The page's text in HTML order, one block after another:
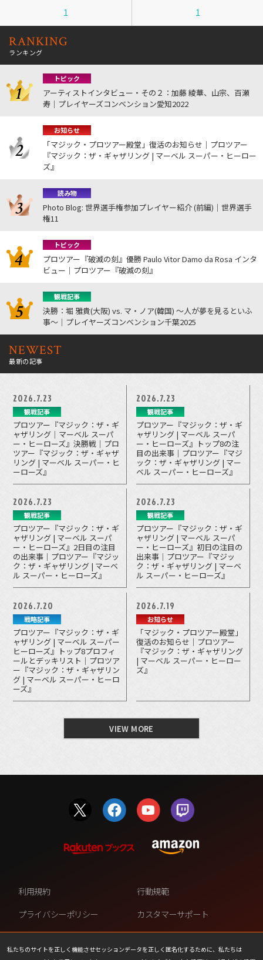
1 1
RANKING
ランキング
トピック
アーティストインタビュー・その２：加藤 綾華、山宗、百瀬
寿｜プレイヤーズコンベンション愛知2022
お知らせ
「マジック・プロツアー殿堂」復活のお知らせ｜プロツアー
『マジック：ザ・ギャザリング | マーベル スーパー・ヒーロー
ズ』
読み物
Photo Blog: 世界選手権参加プレイヤー紹介 (前編)｜世界選手
権11
トピック
プロツアー『破滅の刻』優勝 Paulo Vitor Damo da Rosa インタ
ビュー｜プロツアー『破滅の刻』
観戦記事
決勝：堀 雅貴(大阪) vs. マ・ノア(韓国) ～人が夢を見るといふ
事～｜プレイヤーズコンベンション千葉2025
NEWEST
最新の記事
2026.7.23
観戦記事
プロツアー『マジック：ザ・ギ
ャザリング｜マーベル スーパ
ー・ヒーローズ』決勝戦｜プロ
ツアー『マジック：ザ・ギャザ
リング | マーベル スーパー・ヒ
ーローズ』
2026.7.23
観戦記事
プロツアー『マジック：ザ・ギ
ャザリング | マーベル スーパ
ー・ヒーローズ』トップ8の注
目の出来事｜プロツアー『マジ
ック：ザ・ギャザリング | マー
ベル スーパー・ヒーローズ』
2026.7.23
観戦記事
プロツアー『マジック：ザ・ギ
ャザリング | マーベル スーパ
ー・ヒーローズ』2日目の注目
の出来事｜プロツアー『マジッ
ク：ザ・ギャザリング | マーベ
ル スーパー・ヒーローズ』
2026.7.23
観戦記事
プロツアー『マジック：ザ・ギ
ャザリング | マーベル スーパ
ー・ヒーローズ』初日の注目の
出来事｜プロツアー『マジッ
ク：ザ・ギャザリング | マーベ
ル スーパー・ヒーローズ』
2026.7.20
戦略記事
プロツアー『マジック：ザ・ギ
ャザリング | マーベル スーパー
ヒーローズ』トップ8プロフィ
ールとデッキリスト｜プロツア
ー『マジック：ザ・ギャザリン
グ | マーベル スーパー・ヒーロ
ーズ』
2026.7.19
お知らせ
「マジック・プロツアー殿堂」
復活のお知らせ｜プロツアー
『マジック：ザ・ギャザリング
| マーベル スーパー・ヒーロー
ズ』
VIEW MORE
私たちのサイトを正しく機能させセッションデータを正しく匿名化するために、私たちは
利用規約
行動規範
プライバシーポリシー
カスタマーサポート
ファンコンテンツ・ポリシー
個人情報の販売や共有を許可し
ない